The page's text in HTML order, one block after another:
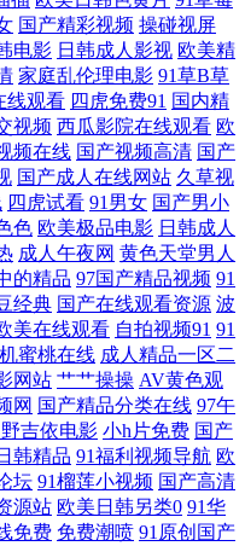
力影院 91视频免费 www91处
也去 伊人大久av 91官网 91制
站在线 欧美性爱日韩精品 亚洲
院 俺去啦最新网址 九九热精品
91青青视频 www91日日韩 国
在线观看免费入口 99在线视频
影音先锋欧美A片 91九色蝌蚪
产 欧美日韩亚洲国产成 午夜成
播放 91福利剧场 国产福利在线
国产精彩视频 操碰视屏
电影 日韩成人影视 欧美精
家庭乱伦理电影 91草B草
线观看 四虎免费91 国内精
视频 西瓜影院在线观看 欧
频在线 国产视频高清 国产
国产成人在线网站 久草视
四虎试看 91男女 国产男小
色 欧美极品电影 日韩成人
成人午夜网 黄色天堂男人
的精品 97国产精品视频 91
经典 国产在线观看资源 波
美在线观看 自拍视频91 91
蜜桃在线 成人精品一区二
网站 艹艹操操 AV黄色观
网 国产精品分类在线 97午
吉依电影 小h片免费 国产
韩精品 91福利视频导航 欧
坛 91榴莲小视频 国产高清
源站 欧美日韩另类0 91华
免费 免费潮喷 91原创国产